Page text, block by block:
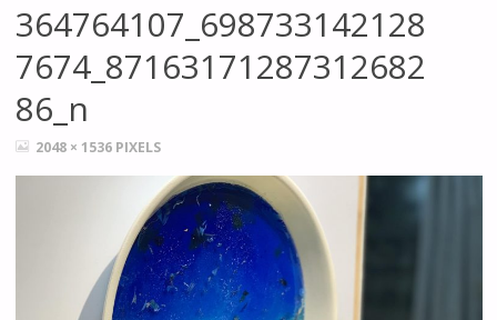
364764107_698733142128
7674_87163171287312682
86_n
FULL2048 × 1536 PIXELS